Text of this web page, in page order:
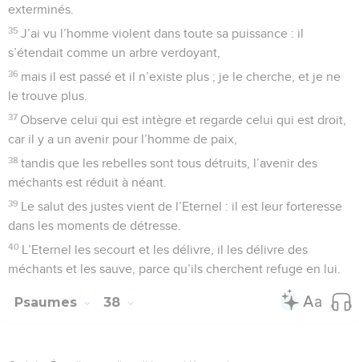
Prière d'un malade qui reconnaît ses fautes
1 De David. Ne t’irrite pas contre les méchants, n’envie pas
ceux qui font le mal,
2 car ils sont fauchés aussi vite que l’herbe, et ils se
flétrissent comme le gazon vert.
3 Confie-toi en l’Eternel et fais le bien, aie le pays pour
demeure, et que la fidélité soit ta nourriture !
4 Fais de l’Eternel tes délices, et il te donnera ce que ton
cœur désire.
5 Recommande ton sort à l’Eternel, mets ta confiance en lui,
et il agira :
6 il fera paraître ta justice comme la lumière, et ton droit
comme le soleil en plein midi.
Garde le silence devant l’Eternel et espère en lui, ne t’irrite
pas contre celui qui réussit dans ses entreprises, contre